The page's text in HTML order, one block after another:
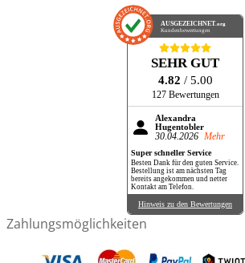
AUSGEZEICHNET.org
Kundenbewertungen
SEHR GUT
4.82 / 5.00
127 Bewertungen
Alexandra
Hugentobler
30.04.2026 Mehr
Super schneller Service
Besten Dank für den guten Service.
Bestellung ist am nächsten Tag
bereits angekommen und netter
Kontakt am Telefon.
Hinweis zu den Bewertungen
Zahlungsmöglichkeiten